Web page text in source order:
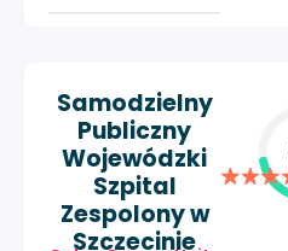
Samodzielny
Publiczny
Wojewódzki
Szpital
Zespolony w
Szczecinie